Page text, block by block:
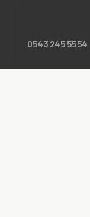
0543 245 5554